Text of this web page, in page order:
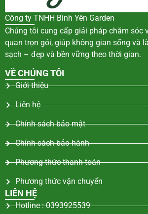
Công ty TNHH Bình Yên Garden
Chúng tôi cung cấp giải pháp chăm sóc
quan trọn gói, giúp không gian sống và
sạch – đẹp và bền vững theo thời gian.
VỀ CHÚNG TÔI
Giới thiệu
Liên hệ
Chính sách bảo mật
Chính sách bảo hành
Phương thức thanh toán
Phương thức vận chuyển
LIÊN HỆ
Hotline : 0393925539